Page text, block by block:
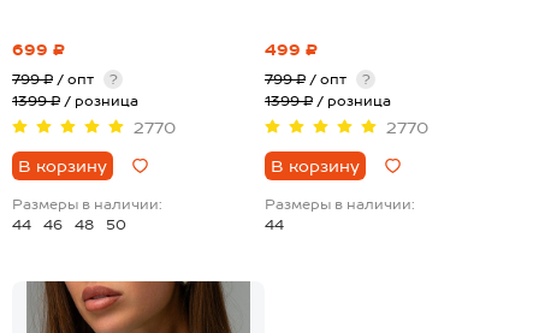
699 ₽
799 ₽ / опт
?
1399 ₽ / розница
2770
В корзину
Размеры в наличии:
44
46 48 50
499 ₽
799 ₽ / опт
?
1399 ₽ / розница
2770
В корзину
Размеры в наличии:
44